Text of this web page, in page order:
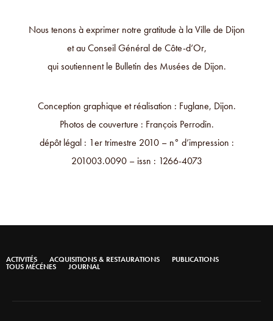
Nous tenons à exprimer notre gratitude à la Ville de Dijon
et au Conseil Général de Côte-d’Or,
qui soutiennent le Bulletin des Musées de Dijon.
Conception graphique et réalisation : Fuglane, Dijon.
Photos de couverture : François Perrodin.
dépôt légal : 1er trimestre 2010 – n° d’impression :
201003.0090 – issn : 1266-4073
ACTIVITÉS ACQUISITIONS & RESTAURATIONS PUBLICATIONS
TOUS MÉCÉNES JOURNAL